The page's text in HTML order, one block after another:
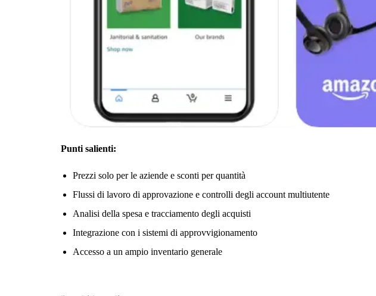
Punti salienti:
Prezzi solo per le aziende e sconti per quantità
Flussi di lavoro di approvazione e controlli degli account multiutente
Analisi della spesa e tracciamento degli acquisti
Integrazione con i sistemi di approvvigionamento
Accesso a un ampio inventario generale